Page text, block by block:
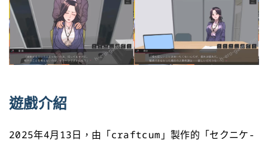
遊戲介紹
2025年4月13日，由「craftcum」製作的「セクニケ-